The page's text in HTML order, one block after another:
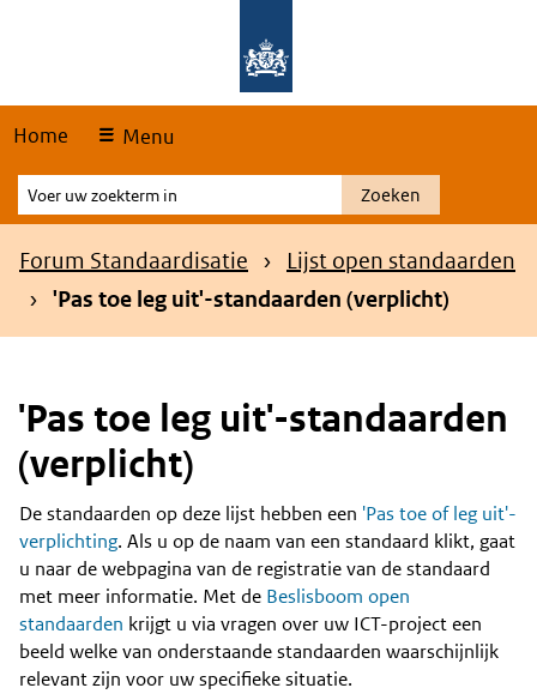
Home Menu
Voer
uw
zoekterm
Zoeken
Kruimelpad
Forum Standaardisatie
Lijst open standaarden
'Pas toe leg uit'-standaarden (verplicht)
'Pas toe leg uit'-standaarden
(verplicht)
Content
De standaarden op deze lijst hebben een 'Pas toe of leg uit'-
verplichting. Als u op de naam van een standaard klikt, gaat
u naar de webpagina van de registratie van de standaard
met meer informatie. Met de Beslisboom open
standaarden krijgt u via vragen over uw ICT-project een
beeld welke van onderstaande standaarden waarschijnlijk
relevant zijn voor uw specifieke situatie.